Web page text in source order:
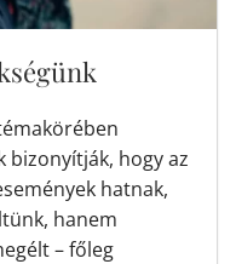
bizonyítják, hogy az
hatnak,
hanem
– főleg